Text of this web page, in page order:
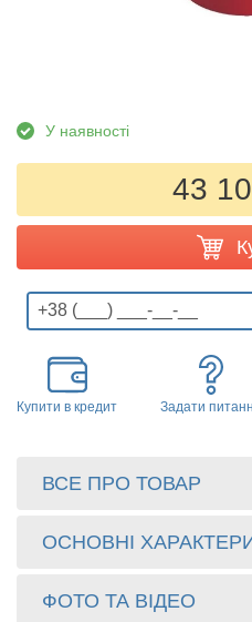
У наявності
43
Купити в кредит Задати
ВСЕ ПРО ТОВАР
ОСНОВНІ
ФОТО ТА ВІДЕО